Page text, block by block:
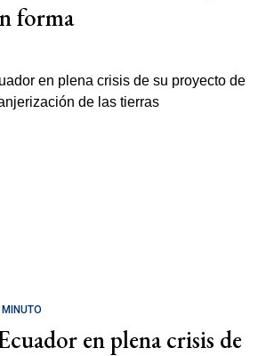
forma
en plena crisis de